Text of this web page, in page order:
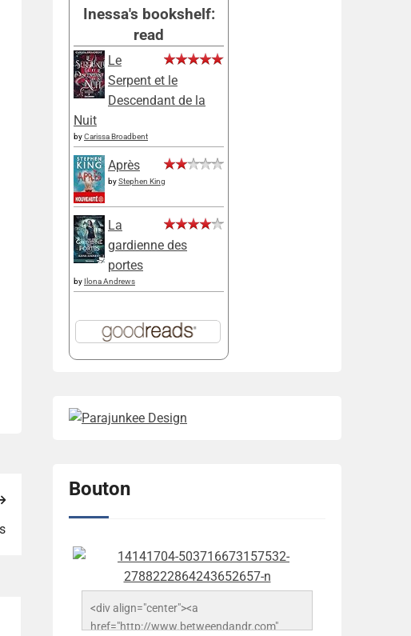
Inessa's bookshelf:
read
Le
Serpent et le
Descendant de la
Nuit
byCarissa Broadbent
Après
byStephen King
La
gardienne des
portes
by Ilona Andrews
Bouton
<div align="center"><a
href="http://www.betweendandr.com"